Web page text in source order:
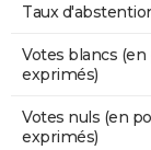
Taux
Votes blancs
exprimés)
Votes nuls (en
exprimés)